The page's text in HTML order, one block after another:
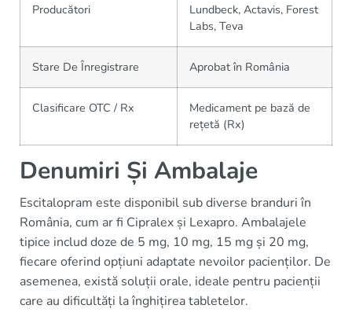
Producători
Lundbeck, Actavis, Forest
Labs, Teva
Stare De Înregistrare Aprobat în România
Clasificare OTC / Rx
Medicament pe bază de
rețetă (Rx)
Denumiri Și Ambalaje
Escitalopram este disponibil sub diverse branduri în
România, cum ar fi Cipralex și Lexapro. Ambalajele
tipice includ doze de 5 mg, 10 mg, 15 mg și 20 mg,
fiecare oferind opțiuni adaptate nevoilor pacienților. De
asemenea, există soluții orale, ideale pentru pacienții
care au dificultăți la înghițirea tabletelor.